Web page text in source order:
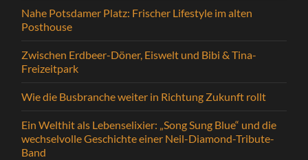
Nahe Potsdamer Platz: Frischer Lifestyle im alten
Posthouse
Zwischen Erdbeer-Döner, Eiswelt und Bibi & Tina-
Freizeitpark
Wie die Busbranche weiter in Richtung Zukunft rollt
Ein Welthit als Lebenselixier: „Song Sung Blue“ und die
wechselvolle Geschichte einer Neil-Diamond-Tribute-
Band